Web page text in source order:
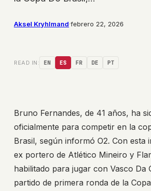
Aksel Kryhlmand·febrero 22, 2026
READ IN: EN ES FR DE PT
Bruno Fernandes, de 41 años, ha
oficialmente para competir en la
Brasil, según informó O2. Con esta
ex portero de Atlético Mineiro y
habilitado para jugar con Vasco Da
partido de primera ronda de la